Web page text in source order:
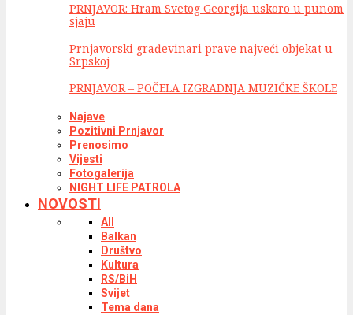
PRNJAVOR: Hram Svetog Georgija uskoro u punom
sjaju
Prnjavorski građevinari prave najveći objekat u
Srpskoj
PRNJAVOR – POČELA IZGRADNJA MUZIČKE ŠKOLE
Najave
Pozitivni Prnjavor
Prenosimo
Vijesti
Fotogalerija
NIGHT LIFE PATROLA
NOVOSTI
All
Balkan
Društvo
Kultura
RS/BiH
Svijet
Tema dana